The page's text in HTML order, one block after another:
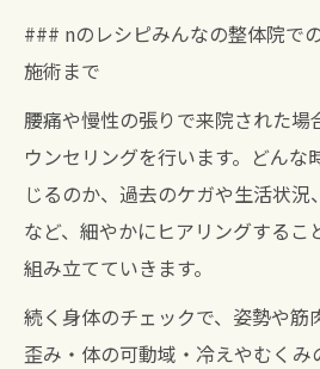
### nのレシピみんなの整体院で
施術まで
腰痛や慢性の張りで来院された場
ウンセリングを行います。どんな
じるのか、過去のケガや生活状
など、細やかにヒアリングするこ
組み立てていきます。
続く身体のチェックで、姿勢や筋
歪み・体の可動域・冷えやむくみ